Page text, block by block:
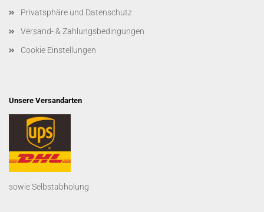
Privatsphäre und Datenschutz
Versand- & Zahlungsbedingungen
Cookie Einstellungen
Unsere Versandarten
sowie Selbstabholung